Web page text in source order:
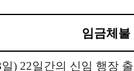
임금체불
) 22일간의 신임 행장